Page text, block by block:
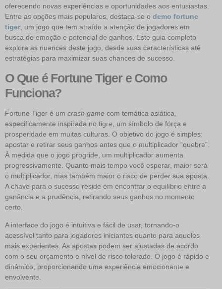
oferecendo novas experiências e oportunidades aos entusiastas.
Entre as opções mais populares, destaca-se o demo fortune
tiger , um jogo que tem atraído a atenção de jogadores em
busca de emoção e potencial de ganhos. Este guia completo
explora as nuances deste jogo, desde suas características até
estratégias para maximizar suas chances de sucesso.
O Que é Fortune Tiger e Como
Funciona?
Fortune Tiger é um crash game com temática asiática,
especificamente inspirada no tigre, um símbolo de força e
prosperidade em muitas culturas. O objetivo do jogo é simples:
apostar e retirar seus ganhos antes que o multiplicador “quebre”.
À medida que o jogo progride, um multiplicador aumenta
progressivamente. Quanto mais tempo você esperar, maior será
o multiplicador, mas também maior o risco de perder sua aposta.
A chave para o sucesso reside em encontrar o equilíbrio entre a
ganância e a prudência, retirando seus ganhos no momento
certo.
A interface do jogo é intuitiva e fácil de usar, tornando-o
acessível tanto para jogadores iniciantes quanto para aqueles
mais experientes. As apostas podem ser ajustadas de acordo
com o seu orçamento e nível de risco tolerado. O jogo é rápido e
dinâmico, proporcionando uma experiência emocionante e
envolvente.